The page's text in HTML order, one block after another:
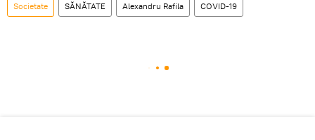
Societate SĂNĂTATE Alexandru Rafila COVID-19